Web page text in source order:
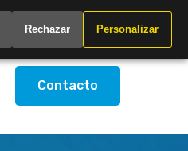
Contacto
Rechazar Personalizar